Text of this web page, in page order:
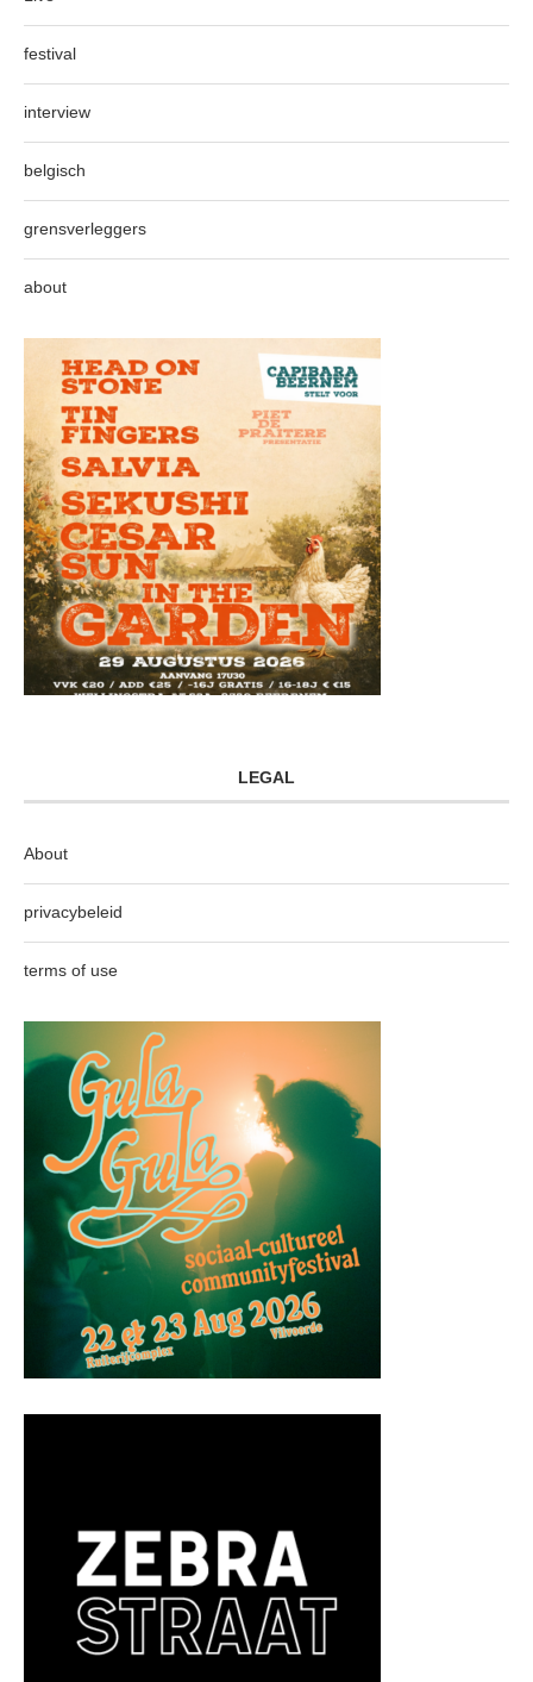
festival
interview
belgisch
grensverleggers
about
LEGAL
About
privacybeleid
terms of use